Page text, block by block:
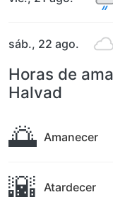
sáb., 22 ago.
Horas de
Halvad
🌅 Amanecer
🌇 Atardecer